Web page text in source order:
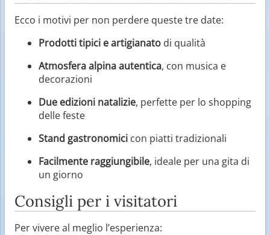
Ecco i motivi per non perdere queste tre date:
Prodotti tipici e artigianato di qualità
Atmosfera alpina autentica, con musica e
decorazioni
Due edizioni natalizie, perfette per lo shopping
delle feste
Stand gastronomici con piatti tradizionali
Facilmente raggiungibile, ideale per una gita di
un giorno
Consigli per i visitatori
Per vivere al meglio l’esperienza: